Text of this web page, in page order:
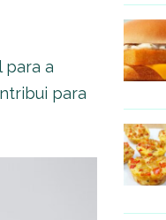
para a
para